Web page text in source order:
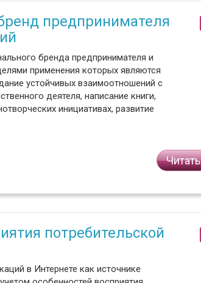
предпринимателя
бренда предпринимателя и
применения которых являются
устойчивых взаимоотношений с
деятеля, написание книги,
инициативах, развитие
Читать
потребительской
в Интернете как источнике